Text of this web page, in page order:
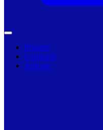
Primarii
Companii
Articole